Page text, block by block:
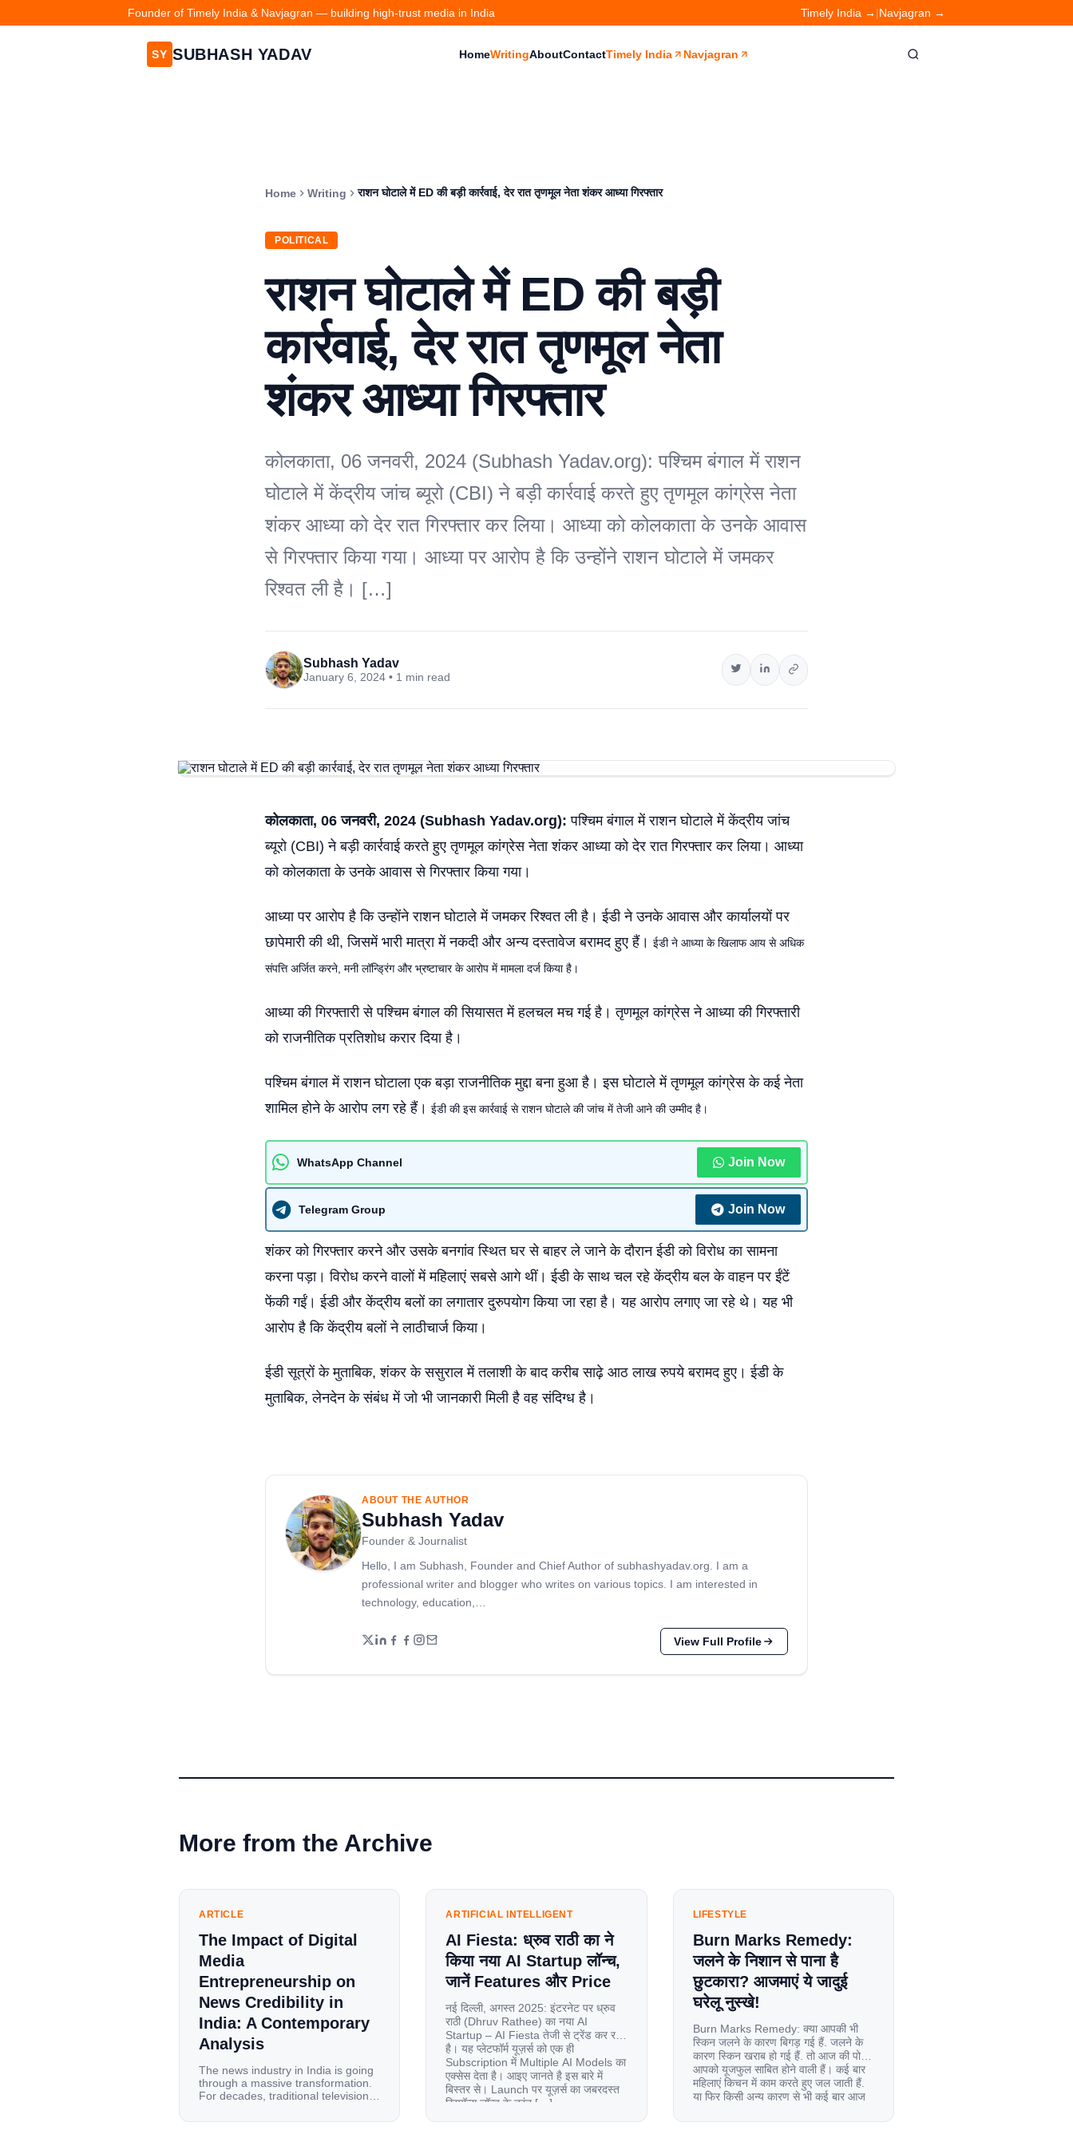
Founder of Timely India & Navjagran — building high-trust media in India Timely India → |Navjagran →
SY SUBHASH YADAV HomeWritingAboutContactTimely India Navjagran
Home Writing राशन घोटाले में ED की बड़ी कार्रवाई, देर रात तृणमूल नेता शंकर आध्या गिरफ्तार
POLITICAL
राशन घोटाले में ED की बड़ी
कार्रवाई, देर रात तृणमूल नेता
शंकर आध्या गिरफ्तार
कोलकाता, 06 जनवरी, 2024 (Subhash Yadav.org): पश्चिम बंगाल में राशन
घोटाले में केंद्रीय जांच ब्यूरो (CBI) ने बड़ी कार्रवाई करते हुए तृणमूल कांग्रेस नेता
शंकर आध्या को देर रात गिरफ्तार कर लिया। आध्या को कोलकाता के उनके आवास
से गिरफ्तार किया गया। आध्या पर आरोप है कि उन्होंने राशन घोटाले में जमकर
रिश्वत ली है। […]
Subhash Yadav
January 6, 2024 • 1 min read
कोलकाता, 06 जनवरी, 2024 (Subhash Yadav.org): पश्चिम बंगाल में राशन घोटाले में केंद्रीय जांच
ब्यूरो (CBI) ने बड़ी कार्रवाई करते हुए तृणमूल कांग्रेस नेता शंकर आध्या को देर रात गिरफ्तार कर लिया। आध्या
को कोलकाता के उनके आवास से गिरफ्तार किया गया।
आध्या पर आरोप है कि उन्होंने राशन घोटाले में जमकर रिश्वत ली है। ईडी ने उनके आवास और कार्यालयों पर
छापेमारी की थी, जिसमें भारी मात्रा में नकदी और अन्य दस्तावेज बरामद हुए हैं। ईडी ने आध्या के खिलाफ आय से अधिक
संपत्ति अर्जित करने, मनी लॉन्ड्रिंग और भ्रष्टाचार के आरोप में मामला दर्ज किया है।
आध्या की गिरफ्तारी से पश्चिम बंगाल की सियासत में हलचल मच गई है। तृणमूल कांग्रेस ने आध्या की गिरफ्तारी
को राजनीतिक प्रतिशोध करार दिया है।
पश्चिम बंगाल में राशन घोटाला एक बड़ा राजनीतिक मुद्दा बना हुआ है। इस घोटाले में तृणमूल कांग्रेस के कई नेता
शामिल होने के आरोप लग रहे हैं। ईडी की इस कार्रवाई से राशन घोटाले की जांच में तेजी आने की उम्मीद है।
WhatsApp Channel Join Now
Telegram Group Join Now
शंकर को गिरफ्तार करने और उसके बनगांव स्थित घर से बाहर ले जाने के दौरान ईडी को विरोध का सामना
करना पड़ा। विरोध करने वालों में महिलाएं सबसे आगे थीं। ईडी के साथ चल रहे केंद्रीय बल के वाहन पर ईंटें
फेंकी गईं। ईडी और केंद्रीय बलों का लगातार दुरुपयोग किया जा रहा है। यह आरोप लगाए जा रहे थे। यह भी
आरोप है कि केंद्रीय बलों ने लाठीचार्ज किया।
ईडी सूत्रों के मुताबिक, शंकर के ससुराल में तलाशी के बाद करीब साढ़े आठ लाख रुपये बरामद हुए। ईडी के
मुताबिक, लेनदेन के संबंध में जो भी जानकारी मिली है वह संदिग्ध है।
ABOUT THE AUTHOR
Subhash Yadav
Founder & Journalist
Hello, I am Subhash, Founder and Chief Author of subhashyadav.org. I am a
professional writer and blogger who writes on various topics. I am interested in
technology, education,…
View Full Profile
More from the Archive
ARTICLE
The Impact of Digital
Media
Entrepreneurship on
News Credibility in
India: A Contemporary
Analysis
The news industry in India is going
through a massive transformation.
For decades, traditional television
were the main sources of
ARTIFICIAL INTELLIGENT
AI Fiesta: ध्रुव राठी का ने
किया नया AI Startup लॉन्च,
जानें Features और Price
नई दिल्ली, अगस्त 2025: इंटरनेट पर ध्रुव
राठी (Dhruv Rathee) का नया AI
Startup – AI Fiesta तेजी से ट्रेंड कर रहा
है। यह प्लेटफॉर्म यूज़र्स को एक ही
Subscription में Multiple AI Models का
एक्सेस देता है। आइए जानते है इस बारे में
बिस्तर से। Launch पर यूज़र्स का जबरदस्त
रिस्पॉन्स लॉन्च के तुरंत […]
LIFESTYLE
Burn Marks Remedy:
जलने के निशान से पाना है
छुटकारा? आजमाएं ये जादुई
घरेलू नुस्खे!
Burn Marks Remedy: क्या आपकी भी
स्किन जलने के कारण बिगड़ गई हैं. जलने के
कारण स्किन खराब हो गई हैं. तो आज की पोस्ट
आपको यूजफुल साबित होने वाली हैं। कई बार
महिलाएं किचन में काम करते हुए जल जाती हैं.
या फिर किसी अन्य कारण से भी कई बार आज